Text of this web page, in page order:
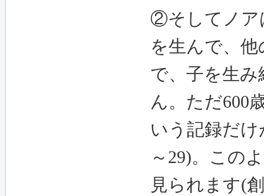
②そしてノア
を生んで、
で、子を生
ん。ただ600
いう記録だけ
～29)。この
見られます(